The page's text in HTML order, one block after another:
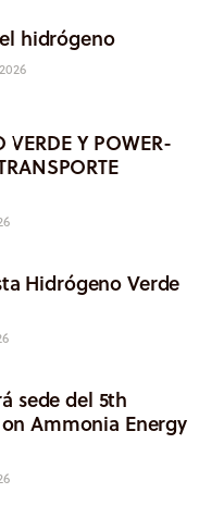
hidrógeno
VERDE Y POWER-
Hidrógeno Verde
sede del 5th
Ammonia Energy